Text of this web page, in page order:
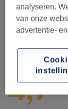
Mannen -
4,7
analyseren.
van onze
advertentie-